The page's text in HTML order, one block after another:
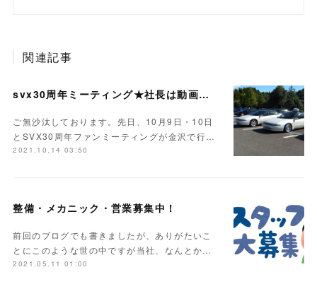
関連記事
svx30周年ミーティング★社長は動画で出演★
ご無沙汰しております。先日、10月9日・10日
とSVX30周年ファンミーティングが金沢で行…
2021.10.14 03:50
整備・メカニック・営業募集中！
前回のブログでも書きましたが、ありがたいこ
とにこのような世の中ですが当社、なんとか…
2021.05.11 01:00